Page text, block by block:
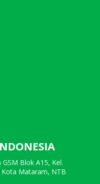
Blok A15, Kel.
Kota Mataram, NTB